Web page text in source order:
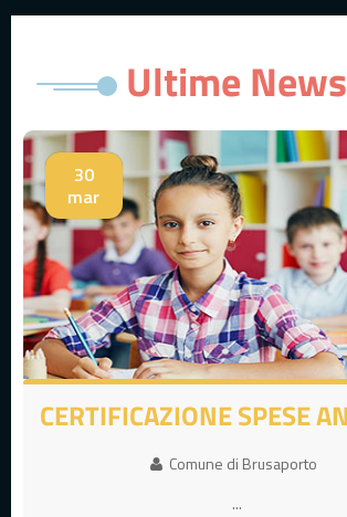
Ultime News
30
mar
Comune di Brusaporto
...